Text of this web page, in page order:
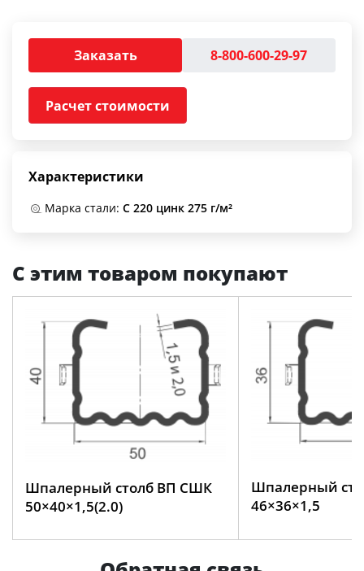
Заказать 8-800-600-29-97
Расчет стоимости
Характеристики
Марка стали: С 220 цинк 275 г/м²
С этим товаром покупают
Шпалерный столб ВП СШК
50×40×1,5(2.0)
Шпалерный
46×36×1,5